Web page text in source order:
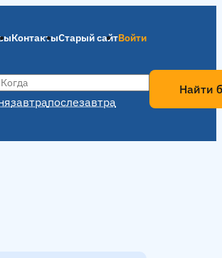
КонтактыСтарый сайтВойти
завтрапослезавтра
Найти